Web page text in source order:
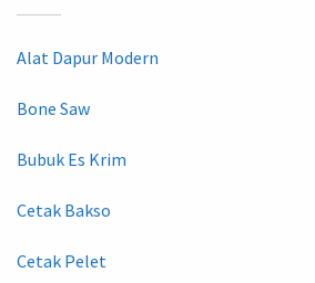
Alat Dapur Modern
Bone Saw
Bubuk Es Krim
Cetak Bakso
Cetak Pelet